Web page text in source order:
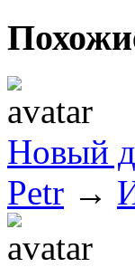
Новый
Petr →